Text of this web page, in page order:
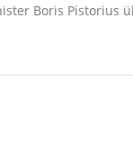
Boris Pistorius